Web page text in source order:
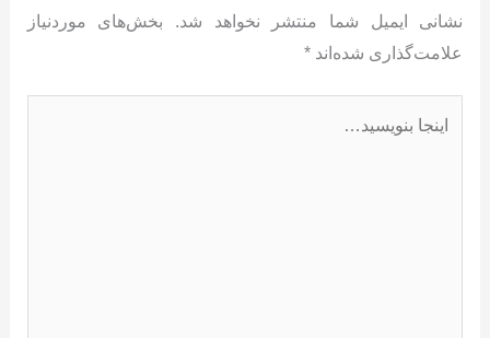
نشانی ایمیل شما منتشر نخواهد شد.
بخش‌های موردنیاز
علامت‌گذاری شده‌اند *
بنویسید…